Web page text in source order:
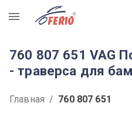
R
760 807 651 VAG
- траверса для
Главная / 760 807 651